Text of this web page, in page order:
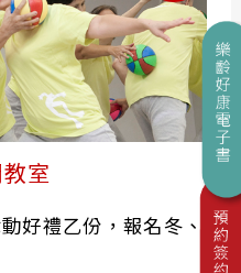
室
好禮乙份，報名冬、